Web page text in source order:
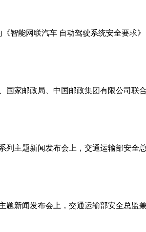
智能网联汽车 自动驾驶系统安全要
国家邮政局、中国邮政集团有限公司
列主题新闻发布会上，交通运输部安
题新闻发布会上，交通运输部安全总